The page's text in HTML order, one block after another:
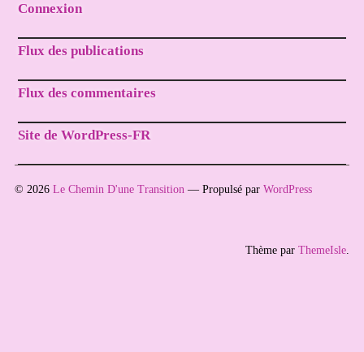
Connexion
Flux des publications
Flux des commentaires
Site de WordPress-FR
© 2026 Le Chemin D'une Transition— Propulsé par WordPress
Thème parThemeIsle.